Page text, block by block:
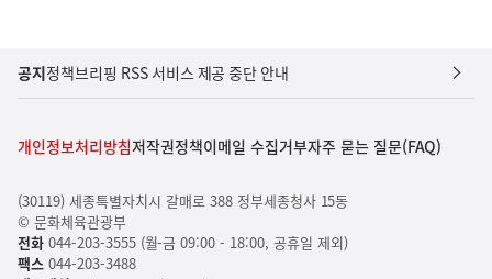
공지정책브리핑 RSS 서비스 제공 중단 안내
개인정보처리방침저작권정책이메일 수집거부자주 묻는 질문(FAQ)
(30119) 세종특별자치시 갈매로 388 정부세종청사 15동
© 문화체육관광부
전화044-203-3555 (월-금 09:00 - 18:00, 공휴일 제외)
팩스044-203-3488